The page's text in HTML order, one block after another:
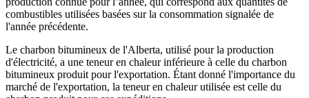
combustibles utilisées basées sur la consommation signalée de
l'année précédente.
Le charbon bitumineux de l'Alberta, utilisé pour la production
d'électricité, a une teneur en chaleur inférieure à celle du charbon
bitumineux produit pour l'exportation. Étant donné l'importance du
marché de l'exportation, la teneur en chaleur utilisée est celle du